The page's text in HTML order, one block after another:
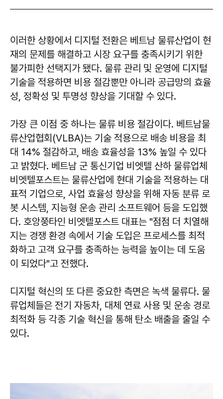
이러한 상황에서 디지털 전환은 베트남 물류산업이 현
재의 문제를 해결하고 시장 요구를 충족시키기 위한
불가피한 선택지가 됐다. 물류 관리 및 운영에 디지털
기술을 적용하면 비용 절감뿐만 아니라 공급망의 효율
성, 정확성 및 투명성 향상을 기대할 수 있다.
가장 큰 이점 중 하나는 물류 비용 절감이다. 베트남물
류산업협회(VLBA)는 기술 적용으로 배송 비용을 최
대 14% 절감하고, 배송 효율성을 13% 높일 수 있다
고 밝혔다. 베트남 군 통신기업 비엣텔 산하 물류업체
비엣텔포스트는 물류산업에 현대 기술을 적용하는 대
표적 기업으로, 사업 효율성 향상을 위해 자동 분류 로
봇 시스템, 지능형 운송 관리 소프트웨어 등을 도입했
다. 호앙쭝타인 비엣텔포스트 대표는 "점점 더 치열해
지는 경쟁 환경 속에서 기술 도입은 프로세스를 최적
화하고 고객 요구를 충족하는 능력을 높이는 데 도움
이 되었다"고 전했다.
디지털 혁신의 또 다른 중요한 측면은 녹색 물류다. 물
류업체들은 전기 자동차, 대체 연료 사용 및 운송 경로
최적화 등 각종 기술 혁신을 통해 탄소 배출을 줄일 수
있다.